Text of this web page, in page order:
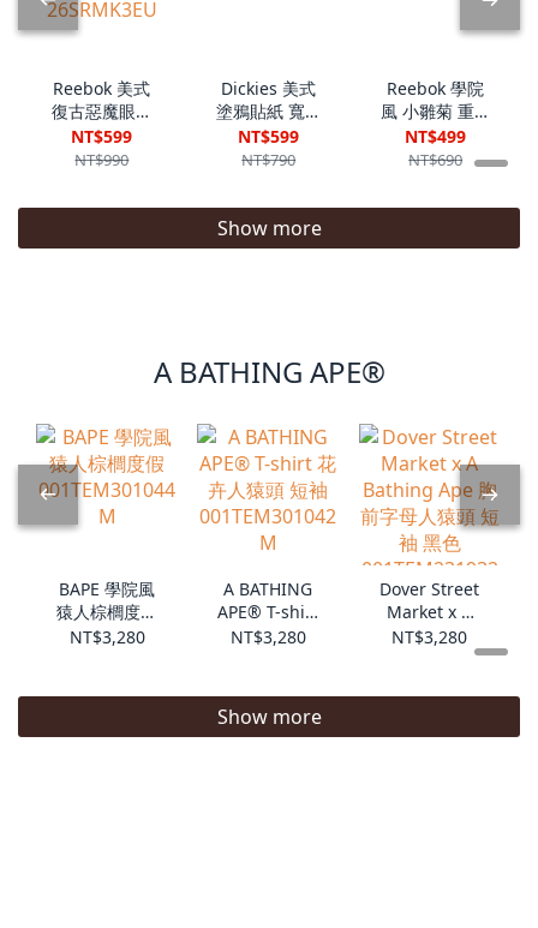
Reebok 美式
復古惡魔眼睛
LOGO 寬鬆短
踢
NT$599
NT$990
Dickies 美式
塗鴉貼紙 寬鬆
短踢
DKU262NKT3
NT$599
NT$790
Reebok 學院
風 小雛菊 重磅
短踢
26SRMH93M
NT$499
NT$690
Show more
A BATHING APE®
BAPE 學院風
猿人棕櫚度假
001TEM3010
NT$3,280
A BATHING
APE® T-shirt
花卉人猿頭 短
42M
NT$3,280
Dover Street
Market x A
Bathing Ape
胸前字母人猿
001TEM2319
NT$3,280
Show more